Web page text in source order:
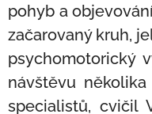
pohyb a
začarovaný kruh,
psychomotorický
návštěvu
specialistů, cvičil